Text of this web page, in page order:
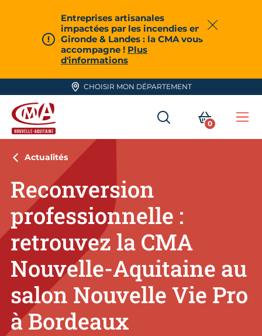
Entreprises artisanales
impactées par les incendies en
Gironde & Landes : la CMA vous
accompagne ! Plus
d'informations
Fermer
CHOISIR MON DÉPARTEMENT
CMA Nouvelle-Aquitaine
RECHERCHER
MON
0
Actualités
Reconversion
professionnelle :
retrouvez la CMA
Nouvelle-Aquitaine au
salon Nouvelle Vie Pro
à Bordeaux